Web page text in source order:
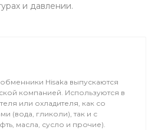
и давлении.
Hisaka выпускаются
компанией. Используются в
или охладителя, как со
(вода, гликоли), так и с
масла, сусло и прочие).